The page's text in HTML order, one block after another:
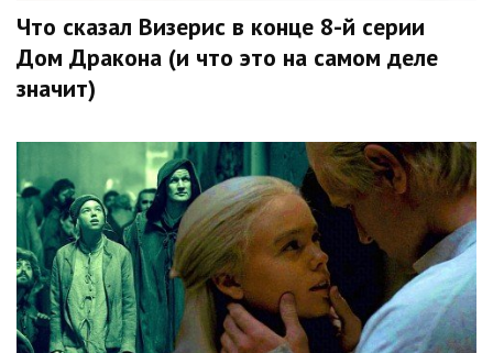
Что сказал Визерис в конце 8-й серии
Дом Дракона (и что это на самом деле
значит)